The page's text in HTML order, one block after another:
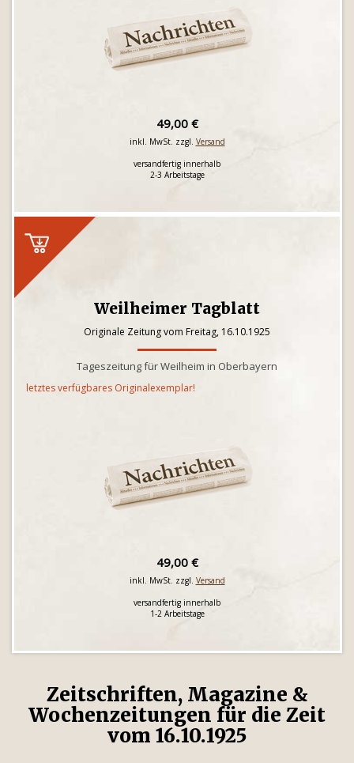
49,00 €
inkl. MwSt. zzgl. Versand
versandfertig innerhalb
2-3 Arbeitstage
Weilheimer Tagblatt
Originale Zeitung vom Freitag, 16.10.1925
Tageszeitung für Weilheim in Oberbayern
letztes verfügbares Originalexemplar!
49,00 €
inkl. MwSt. zzgl. Versand
versandfertig innerhalb
1-2 Arbeitstage
Zeitschriften, Magazine &
Wochenzeitungen für die Zeit
vom 16.10.1925